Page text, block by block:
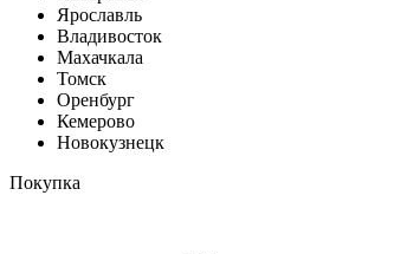
Ярославль
Владивосток
Махачкала
Томск
Оренбург
Кемерово
Новокузнецк
Покупка